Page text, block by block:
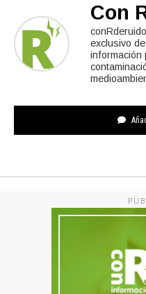
Con
exclusivo
información